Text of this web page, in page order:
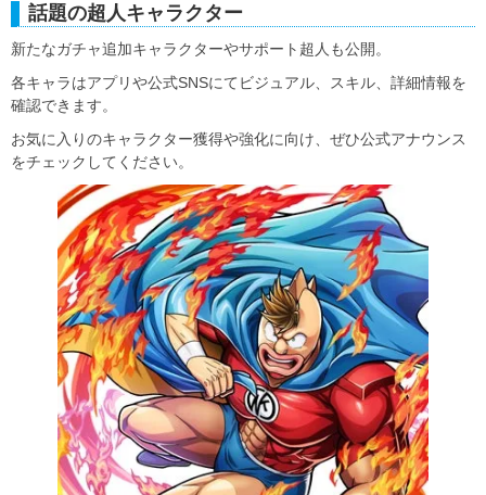
話題の超人キャラクター
新たなガチャ追加キャラクターやサポート超人も公開。
各キャラはアプリや公式SNSにてビジュアル、スキル、詳細情報を
確認できます。
お気に入りのキャラクター獲得や強化に向け、ぜひ公式アナウンス
をチェックしてください。